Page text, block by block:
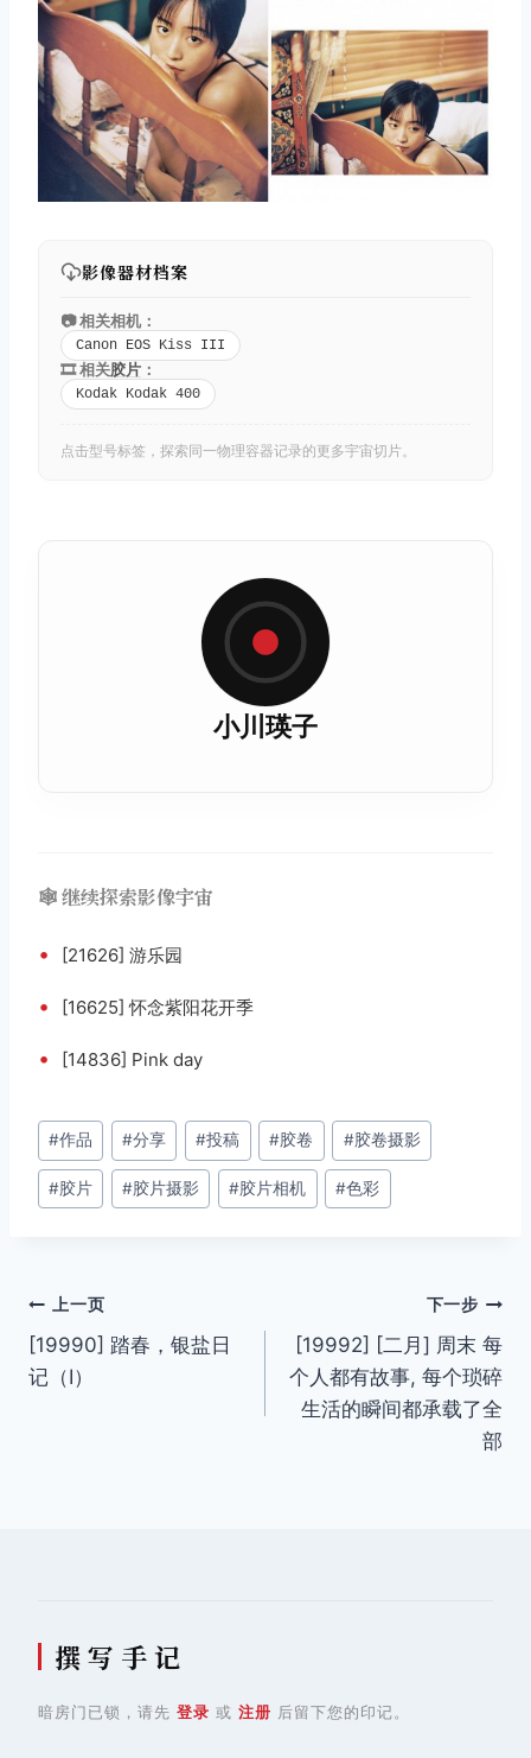
影像器材档案
📷 相关相机：
Canon EOS Kiss III
🎞️ 相关胶片 ：
Kodak Kodak 400
点击型号标签，探索同一物理容器记录的更多宇宙切片。
小川瑛子
🕸️ 继续探索影像宇宙
• [21626] 游乐园
• [16625] 怀念紫阳花开季
• [14836] Pink day
文
章
标
#作品 #分享 #投稿 #胶卷 #胶卷摄影
#胶片 #胶片摄影 #胶片相机 #色彩
文
章
上一页
[19990] 踏春，银盐日
记（Ⅰ）
下一步
[19992] [二月] 周末 每
个人都有故事, 每个琐碎
生活的瞬间都承载了全
部
撰 写 手 记
暗房门已锁，请先 登录 或 注册 后留下您的印记。